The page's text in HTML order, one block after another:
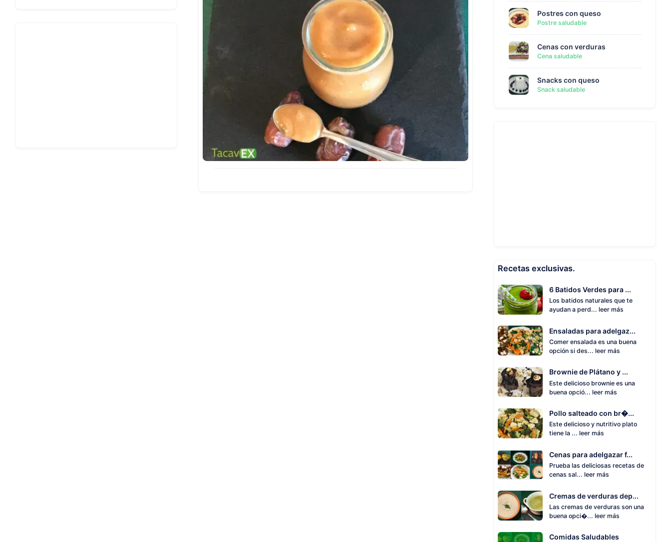
Postres con queso
Postre saludable
Cenas con verduras
Cena saludable
Snacks con queso
Snack saludable
Recetas exclusivas.
6 Batidos Verdes para ...
Los batidos naturales que te
ayudan a perd... leer más
Ensaladas para adelgaz...
Comer ensalada es una buena
opción si des... leer más
Brownie de Plátano y ...
Este delicioso brownie es una
buena opció... leer más
Pollo salteado con br�...
Este delicioso y nutritivo plato
tiene la ... leer más
Cenas para adelgazar f...
Prueba las deliciosas recetas de
cenas sal... leer más
Cremas de verduras dep...
Las cremas de verduras son una
buena opci�... leer más
Comidas Saludables